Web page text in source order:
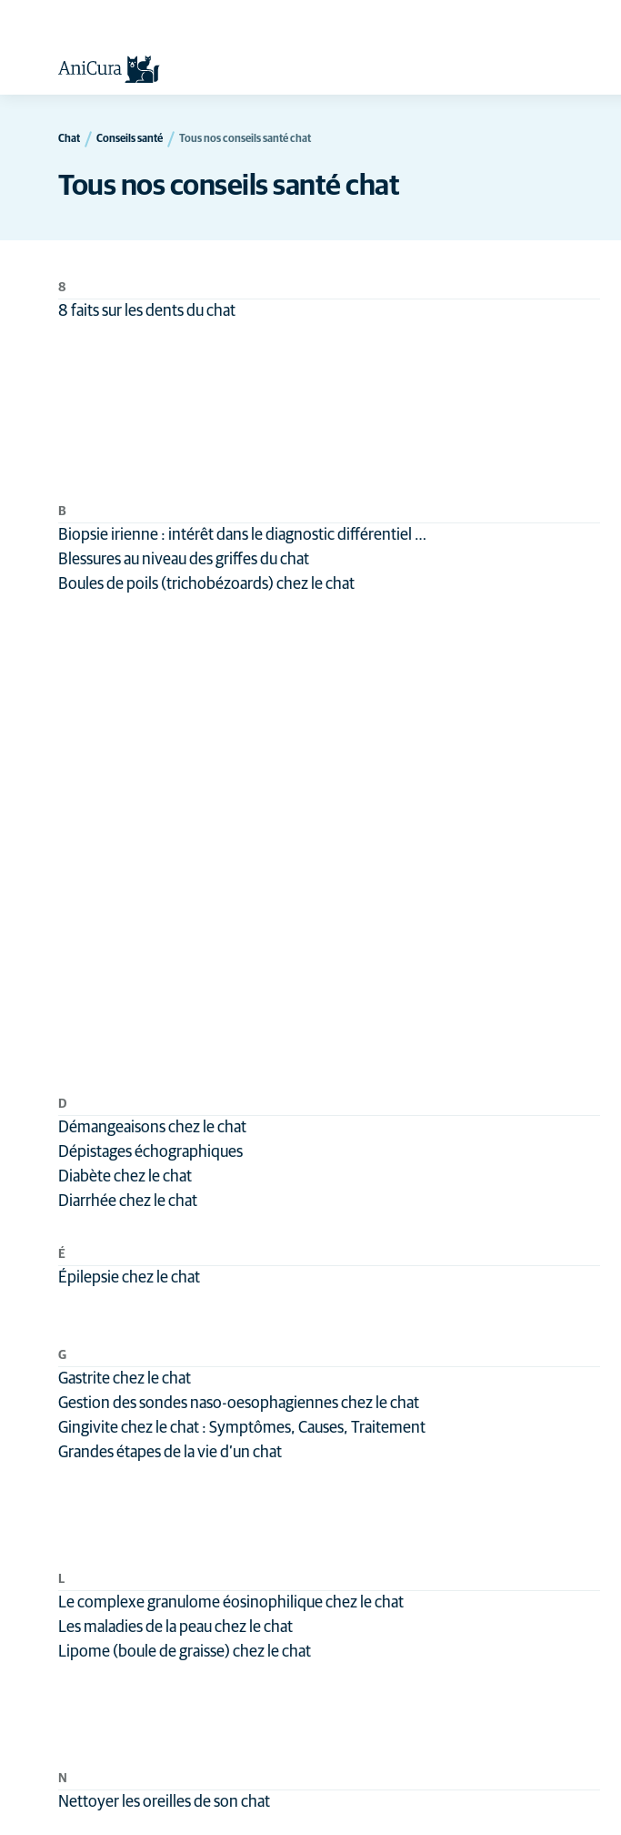
Chat Conseils santé Tous nos conseils santé chat
Tous nos conseils santé chat
8
8 faits sur les dents du chat
B
Biopsie irienne : intérêt dans le diagnostic différentiel …
Blessures au niveau des griffes du chat
Boules de poils (trichobézoards) chez le chat
D
Démangeaisons chez le chat
Dépistages échographiques
Diabète chez le chat
Diarrhée chez le chat
É
Épilepsie chez le chat
G
Gastrite chez le chat
Gestion des sondes naso-oesophagiennes chez le chat
Gingivite chez le chat : Symptômes, Causes, Traitement
Grandes étapes de la vie d’un chat
L
Le complexe granulome éosinophilique chez le chat
Les maladies de la peau chez le chat
Lipome (boule de graisse) chez le chat
N
Nettoyer les oreilles de son chat